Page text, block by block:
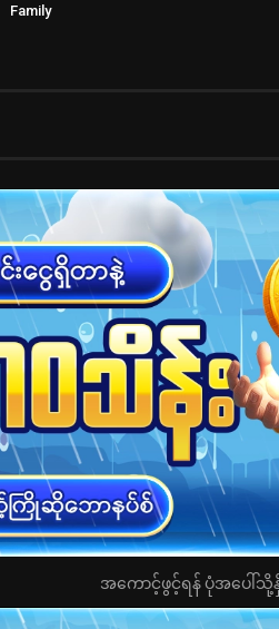
Family
အကောင့်ဖွင့်ရန် ပုံအပေါ်သို့နှိ